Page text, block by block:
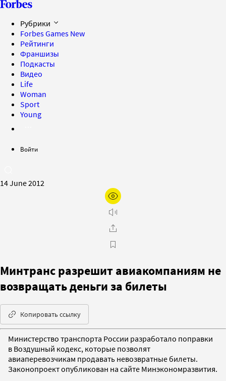
Рубрики
Forbes Games New
Рейтинги
Франшизы
Подкасты
Видео
Life
Woman
Sport
Young
Войти
14 June 2012
Минтранс разрешит авиакомпаниям не
возвращать деньги за билеты
Копировать ссылку
Министерство транспорта России разработало поправки
в Воздушный кодекс, которые позволят
авиаперевозчикам продавать невозвратные билеты.
Законопроект опубликован на сайте Минэкономразвития.